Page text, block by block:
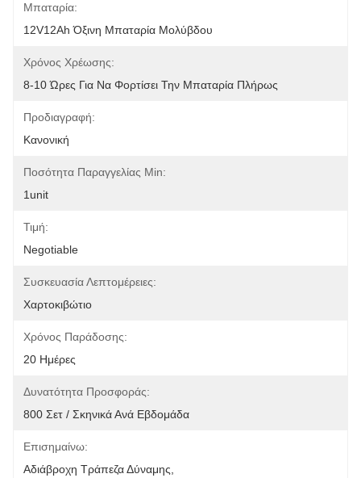
Μπαταρία:
12V12Ah Όξινη Μπαταρία Μολύβδου
Χρόνος Χρέωσης:
8-10 Ώρες Για Να Φορτίσει Την Μπαταρία Πλήρως
Προδιαγραφή:
Κανονική
Ποσότητα Παραγγελίας Min:
1unit
Τιμή:
Negotiable
Συσκευασία Λεπτομέρειες:
Χαρτοκιβώτιο
Χρόνος Παράδοσης:
20 Ημέρες
Δυνατότητα Προσφοράς:
800 Σετ / Σκηνικά Ανά Εβδομάδα
Επισημαίνω:
Αδιάβροχη Τράπεζα Δύναμης